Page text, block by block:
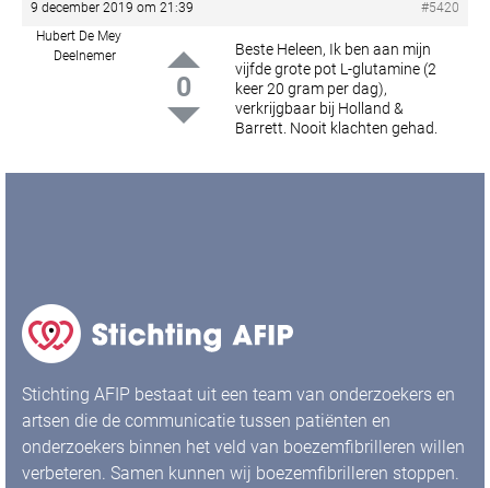
9 december 2019 om 21:39
#5420
Hubert De Mey
Deelnemer
0
Beste Heleen, Ik ben aan mijn
vijfde grote pot L-glutamine (2
keer 20 gram per dag),
verkrijgbaar bij Holland &
Barrett. Nooit klachten gehad.
Stichting AFIP bestaat uit een team van onderzoekers en
artsen die de communicatie tussen patiënten en
onderzoekers binnen het veld van boezemfibrilleren willen
verbeteren. Samen kunnen wij boezemfibrilleren stoppen.